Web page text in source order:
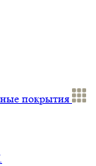
покрытия